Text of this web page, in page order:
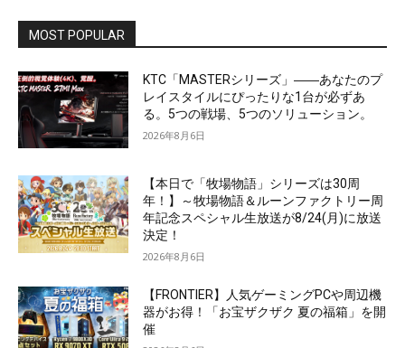
MOST POPULAR
KTC「MASTERシリーズ」――あなたのプ
レイスタイルにぴったりな1台が必ずあ
る。5つの戦場、5つのソリューション。
2026年8月6日
【本日で「牧場物語」シリーズは30周
年！】～牧場物語＆ルーンファクトリー周
年記念スペシャル生放送が8/24(月)に放送
決定！
2026年8月6日
【FRONTIER】人気ゲーミングPCや周辺機
器がお得！「お宝ザクザク 夏の福箱」を開
催